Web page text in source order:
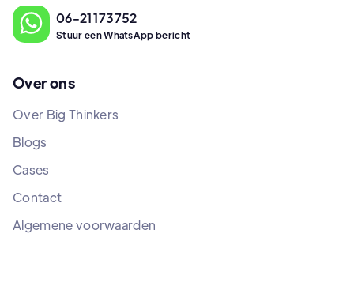
06-21173752
Stuur een WhatsApp bericht
Over ons
Over Big Thinkers
Blogs
Cases
Contact
Algemene voorwaarden